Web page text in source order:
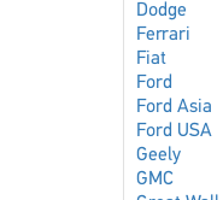
Dodge
Ferrari
Fiat
Ford
Ford Asia
Ford USA
Geely
GMC